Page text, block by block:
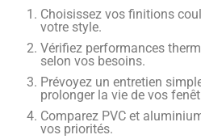
Choisissez vos finitions
votre style.
Vérifiez performances
selon vos besoins.
Prévoyez un entretien
prolonger la vie de vos
Comparez PVC et
vos priorités.